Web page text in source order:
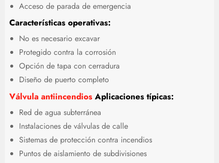
Acceso de parada de emergencia
Características operativas:
No es necesario excavar
Protegido contra la corrosión
Opción de tapa con cerradura
Diseño de puerto completo
Válvula antiincendios Aplicaciones típicas:
Red de agua subterránea
Instalaciones de válvulas de calle
Sistemas de protección contra incendios
Puntos de aislamiento de subdivisiones